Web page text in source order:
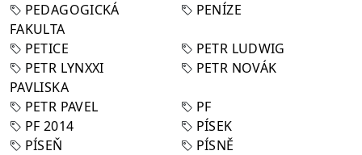
PEDAGOGICKÁ
FAKULTA
PENÍZE
PETICE
PETR LUDWIG
PETR LYNXXI
PAVLISKA
PETR NOVÁK
PETR PAVEL
PF
PF 2014
PÍSEK
PÍSEŇ
PÍSNĚ